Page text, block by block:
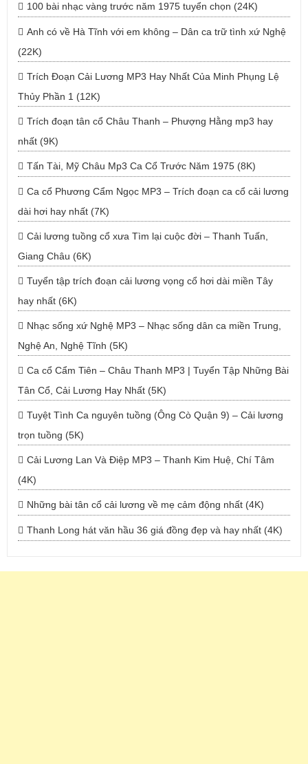
100 bài nhạc vàng trước năm 1975 tuyển chọn (24K)
Anh có về Hà Tĩnh với em không – Dân ca trữ tình xứ Nghệ
(22K)
Trích Đoạn Cải Lương MP3 Hay Nhất Của Minh Phụng Lệ
Thủy Phần 1 (12K)
Trích đoạn tân cổ Châu Thanh – Phượng Hằng mp3 hay
nhất (9K)
Tấn Tài, Mỹ Châu Mp3 Ca Cổ Trước Năm 1975 (8K)
Ca cổ Phương Cẩm Ngọc MP3 – Trích đoạn ca cổ cải lương
dài hơi hay nhất (7K)
Cải lương tuồng cổ xưa Tìm lại cuộc đời – Thanh Tuấn,
Giang Châu (6K)
Tuyển tập trích đoạn cải lương vọng cổ hơi dài miền Tây
hay nhất (6K)
Nhạc sống xứ Nghệ MP3 – Nhạc sống dân ca miền Trung,
Nghệ An, Nghệ Tĩnh (5K)
Ca cổ Cẩm Tiên – Châu Thanh MP3 | Tuyển Tập Những Bài
Tân Cổ, Cải Lương Hay Nhất (5K)
Tuyệt Tình Ca nguyên tuồng (Ông Cò Quận 9) – Cải lương
trọn tuồng (5K)
Cải Lương Lan Và Điệp MP3 – Thanh Kim Huệ, Chí Tâm
(4K)
Những bài tân cổ cải lương về mẹ cảm động nhất (4K)
Thanh Long hát văn hầu 36 giá đồng đẹp và hay nhất (4K)